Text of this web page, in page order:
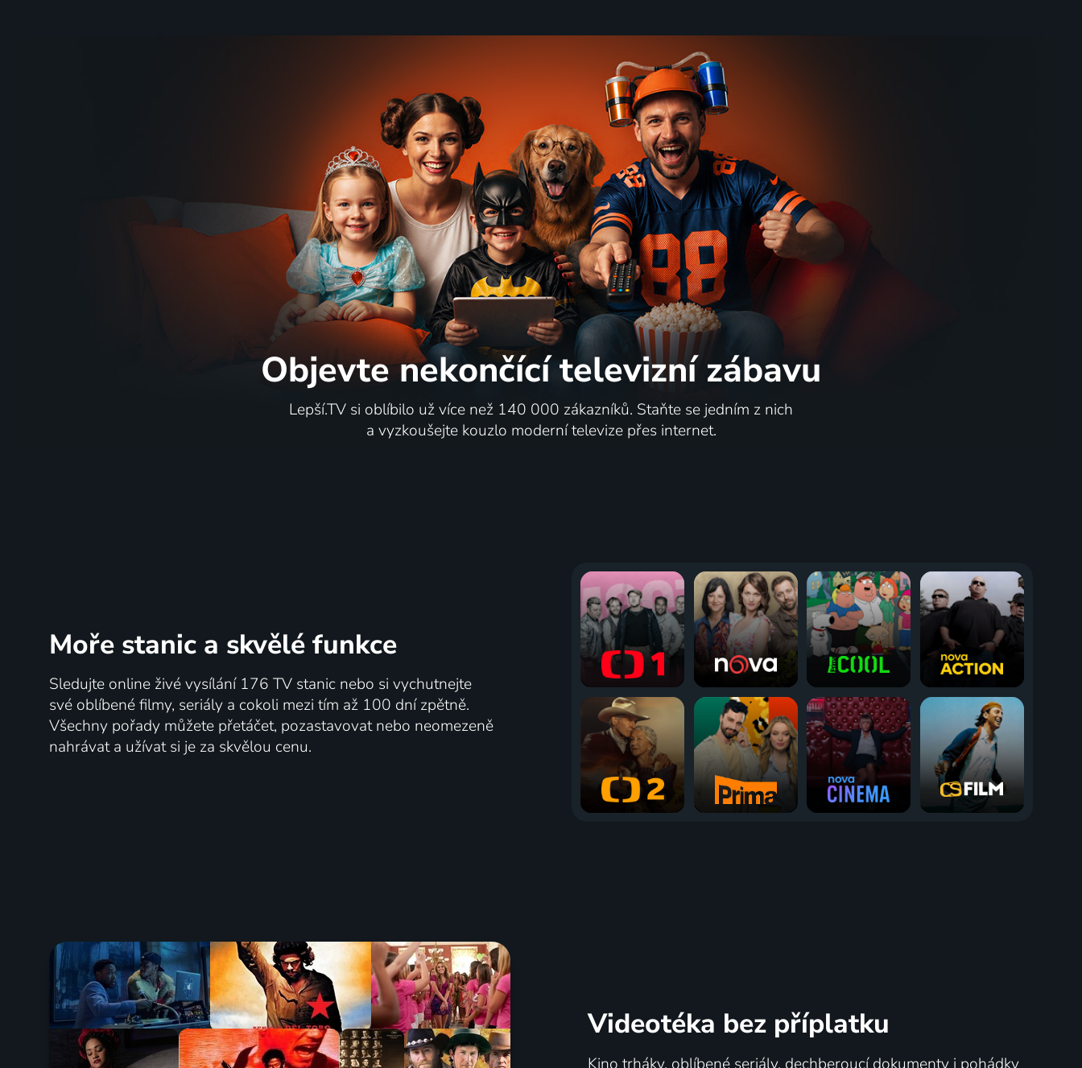
Objevte nekončící televizní zábavu
Lepší.TV si oblíbilo už více než 140 000 zákazníků. Staňte se jedním z nich
a vyzkoušejte kouzlo moderní televize přes internet.
Moře stanic a skvělé funkce
Sledujte online živé vysílání 176 TV stanic nebo si vychutnejte
své oblíbené filmy, seriály a cokoli mezi tím až 100 dní zpětně.
Všechny pořady můžete přetáčet, pozastavovat nebo neomezeně
nahrávat a užívat si je za skvělou cenu.
Videotéka bez příplatku